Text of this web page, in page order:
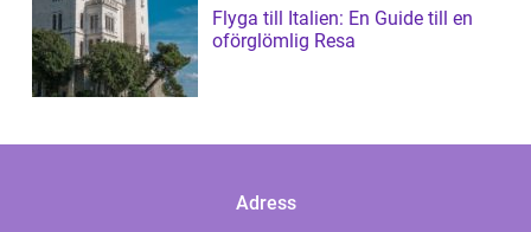
Flyga till Italien: En Guide till en
oförglömlig Resa
Adress